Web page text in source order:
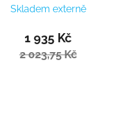
Skladem externě
1 935 Kč
2 023,75 Kč